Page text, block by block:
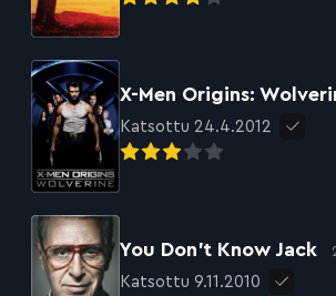
X-Men Origins:
Katsottu 24.4.2012
You Don’t Know Jack
Katsottu 9.11.2010